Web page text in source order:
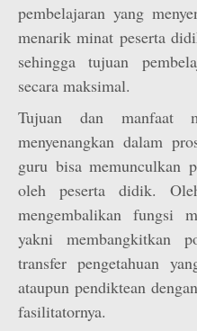
pembelajaran yang
menarik minat peserta
sehingga tujuan
secara maksimal.
Tujuan dan manfaat
menyenangkan dalam
guru bisa memunculkan
oleh peserta didik.
mengembalikan fungsi
yakni membangkitkan
transfer pengetahuan
ataupun pendiktean
fasilitatornya.